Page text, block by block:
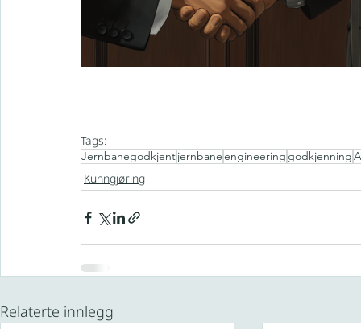
Tags:
Jernbanegodkjentjernbaneengineering godkjenning
Kunngjøring
Relaterte innlegg